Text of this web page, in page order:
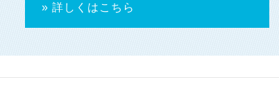
» 詳しくはこちら